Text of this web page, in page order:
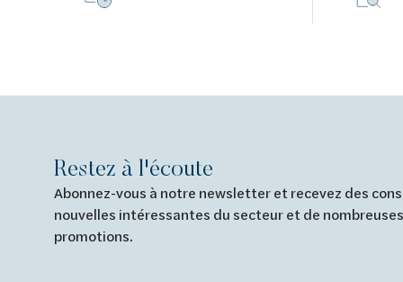
Restez à l'écoute
Abonnez-vous à notre newsletter et recevez des
nouvelles intéressantes du secteur et de
promotions.